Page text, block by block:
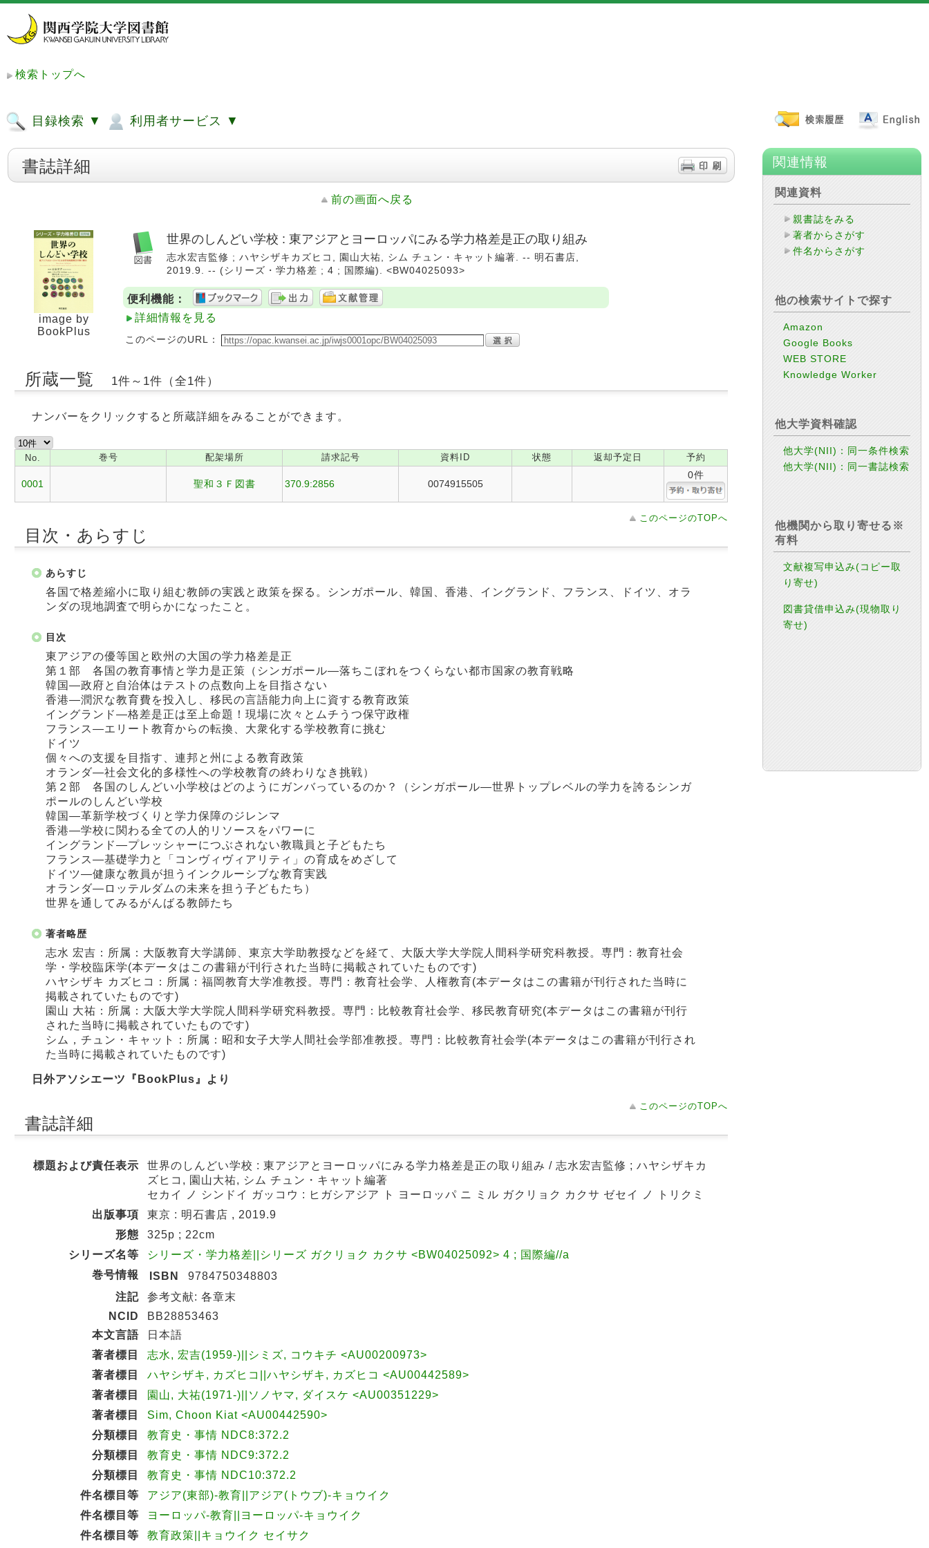
検索トップへ
目録検索 ▼ 利用者サービス ▼
書誌詳細
前の画面へ戻る
image by
BookPlus
世界のしんどい学校 : 東アジアとヨーロッパにみる学力格差是正の取り組み
志水宏吉監修 ; ハヤシザキカズヒコ, 園山大祐, シム チュン・キャット編著. -- 明石書店,
2019.9. -- (シリーズ・学力格差 ; 4 ; 国際編). <BW04025093>
便利機能：
詳細情報を見る
このページのURL：
所蔵一覧 1件～1件（全1件）
ナンバーをクリックすると所蔵詳細をみることができます。
No. 巻号 配架場所 請求記号 資料ID 状態 返却予定日 予約
0001 聖和３Ｆ図書 370.9:2856 0074915505
0件
このページのTOPへ
目次・あらすじ
あらすじ
各国で格差縮小に取り組む教師の実践と政策を探る。シンガポール、韓国、香港、イングランド、フランス、ドイツ、オラ
ンダの現地調査で明らかになったこと。
目次
東アジアの優等国と欧州の大国の学力格差是正
第１部 各国の教育事情と学力是正策（シンガポール―落ちこぼれをつくらない都市国家の教育戦略
韓国―政府と自治体はテストの点数向上を目指さない
香港―潤沢な教育費を投入し、移民の言語能力向上に資する教育政策
イングランド―格差是正は至上命題！現場に次々とムチうつ保守政権
フランス―エリート教育からの転換、大衆化する学校教育に挑む
ドイツ
個々への支援を目指す、連邦と州による教育政策
オランダ―社会文化的多様性への学校教育の終わりなき挑戦）
第２部 各国のしんどい小学校はどのようにガンバっているのか？（シンガポール―世界トップレベルの学力を誇るシンガ
ポールのしんどい学校
韓国―革新学校づくりと学力保障のジレンマ
香港―学校に関わる全ての人的リソースをパワーに
イングランド―プレッシャーにつぶされない教職員と子どもたち
フランス―基礎学力と「コンヴィヴィアリティ」の育成をめざして
ドイツ―健康な教員が担うインクルーシブな教育実践
オランダ―ロッテルダムの未来を担う子どもたち）
世界を通してみるがんばる教師たち
著者略歴
志水 宏吉：所属：大阪教育大学講師、東京大学助教授などを経て、大阪大学大学院人間科学研究科教授。専門：教育社会
学・学校臨床学(本データはこの書籍が刊行された当時に掲載されていたものです)
ハヤシザキ カズヒコ：所属：福岡教育大学准教授。専門：教育社会学、人権教育(本データはこの書籍が刊行された当時に
掲載されていたものです)
園山 大祐：所属：大阪大学大学院人間科学研究科教授。専門：比較教育社会学、移民教育研究(本データはこの書籍が刊行
された当時に掲載されていたものです)
シム，チュン・キャット：所属：昭和女子大学人間社会学部准教授。専門：比較教育社会学(本データはこの書籍が刊行され
た当時に掲載されていたものです)
日外アソシエーツ『BookPlus』より
このページのTOPへ
書誌詳細
標題および責任表示
世界のしんどい学校 : 東アジアとヨーロッパにみる学力格差是正の取り組み / 志水宏吉監修 ; ハヤシザキカ
ズヒコ, 園山大祐, シム チュン・キャット編著
セカイ ノ シンドイ ガッコウ : ヒガシアジア ト ヨーロッパ ニ ミル ガクリョク カクサ ゼセイ ノ トリクミ
出版事項
東京 : 明石書店 , 2019.9
形態
325p ; 22cm
シリーズ名等
シリーズ・学力格差||シリーズ ガクリョク カクサ <BW04025092> 4 ; 国際編//a
巻号情報
ISBN
9784750348803
注記
参考文献: 各章末
NCID
BB28853463
本文言語
日本語
著者標目
志水, 宏吉(1959-)||シミズ, コウキチ <AU00200973>
著者標目
ハヤシザキ, カズヒコ||ハヤシザキ, カズヒコ <AU00442589>
著者標目
園山, 大祐(1971-)||ソノヤマ, ダイスケ <AU00351229>
著者標目
Sim, Choon Kiat <AU00442590>
分類標目
教育史・事情 NDC8:372.2
分類標目
教育史・事情 NDC9:372.2
分類標目
教育史・事情 NDC10:372.2
件名標目等
アジア(東部)-教育||アジア(トウブ)-キョウイク
件名標目等
ヨーロッパ-教育||ヨーロッパ-キョウイク
件名標目等
教育政策||キョウイク セイサク
関連情報
関連資料
親書誌をみる
著者からさがす
件名からさがす
他の検索サイトで探す
Amazon
Google Books
WEB STORE
Knowledge Worker
他大学資料確認
他大学(NII)：同一条件検索
他大学(NII)：同一書誌検索
他機関から取り寄せる※
有料
文献複写申込み(コピー取
り寄せ)
図書貸借申込み(現物取り
寄せ)